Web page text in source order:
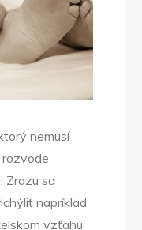
nemusí
rozvode
Zrazu sa
napríklad
vzťahu